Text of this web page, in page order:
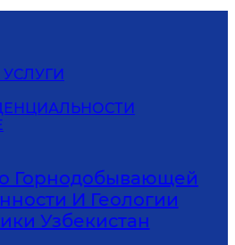
Горнодобывающей
И Геологии
Узбекистан